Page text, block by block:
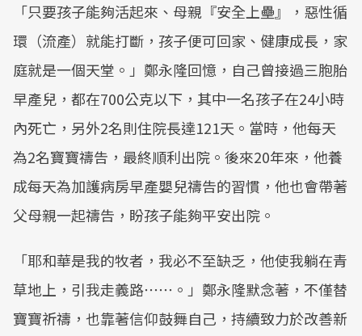
「只要孩子能夠活起來、母親『安全上壘』，惡性循
環（流產）就能打斷，孩子便可回家、健康成長，家
庭就是一個天堂。」鄭永隆回憶，自己曾接過三胞胎
早產兒，都在700公克以下，其中一名孩子在24小時
內死亡，另外2名則住院長達121天。當時，他每天
為2名寶寶禱告，最終順利出院。後來20年來，他養
成每天為加護病房早產嬰兒禱告的習慣，他也會帶著
父母親一起禱告，盼孩子能夠平安出院。
「耶和華是我的牧者，我必不至缺乏，他使我躺在青
草地上，引我走義路⋯⋯。」鄭永隆默念著，不僅替
寶寶祈禱，也靠著信仰鼓舞自己，持續致力於改善新